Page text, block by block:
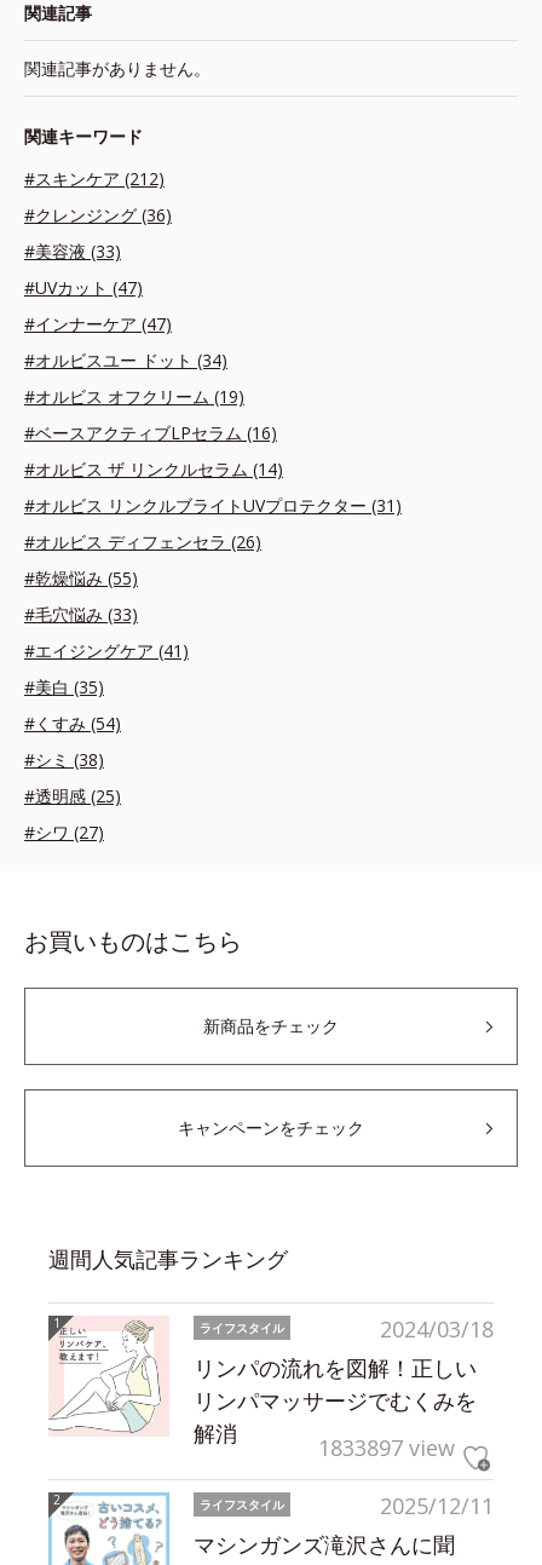
関連記事
関連記事がありません。
関連キーワード
#スキンケア (212)
#クレンジング (36)
#美容液 (33)
#UVカット (47)
#インナーケア (47)
#オルビスユー ドット (34)
#オルビス オフクリーム (19)
#ベースアクティブLPセラム (16)
#オルビス ザ リンクルセラム (14)
#オルビス リンクルブライトUVプロテクター (31)
#オルビス ディフェンセラ (26)
#乾燥悩み (55)
#毛穴悩み (33)
#エイジングケア (41)
#美白 (35)
#くすみ (54)
#シミ (38)
#透明感 (25)
#シワ (27)
お買いものはこちら
新商品をチェック
キャンペーンをチェック
週間人気記事ランキング
2024/03/18
ライフスタイル
リンパの流れを図解！正しい
リンパマッサージでむくみを
解消
1833897 view
2025/12/11
ライフスタイル
マシンガンズ滝沢さんに聞